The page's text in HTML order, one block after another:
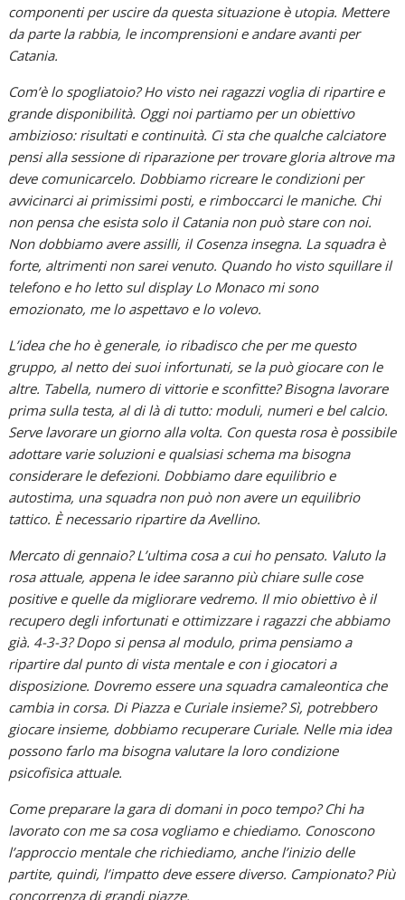
componenti per uscire da questa situazione è utopia. Mettere
da parte la rabbia, le incomprensioni e andare avanti per
Catania.
Com’è lo spogliatoio? Ho visto nei ragazzi voglia di ripartire e
grande disponibilità. Oggi noi partiamo per un obiettivo
ambizioso: risultati e continuità. Ci sta che qualche calciatore
pensi alla sessione di riparazione per trovare gloria altrove ma
deve comunicarcelo. Dobbiamo ricreare le condizioni per
avvicinarci ai primissimi posti, e rimboccarci le maniche. Chi
non pensa che esista solo il Catania non può stare con noi.
Non dobbiamo avere assilli, il Cosenza insegna. La squadra è
forte, altrimenti non sarei venuto. Quando ho visto squillare il
telefono e ho letto sul display Lo Monaco mi sono
emozionato, me lo aspettavo e lo volevo.
L’idea che ho è generale, io ribadisco che per me questo
gruppo, al netto dei suoi infortunati, se la può giocare con le
altre. Tabella, numero di vittorie e sconfitte? Bisogna lavorare
prima sulla testa, al di là di tutto: moduli, numeri e bel calcio.
Serve lavorare un giorno alla volta. Con questa rosa è possibile
adottare varie soluzioni e qualsiasi schema ma bisogna
considerare le defezioni. Dobbiamo dare equilibrio e
autostima, una squadra non può non avere un equilibrio
tattico. È necessario ripartire da Avellino.
Mercato di gennaio? L’ultima cosa a cui ho pensato. Valuto la
rosa attuale, appena le idee saranno più chiare sulle cose
positive e quelle da migliorare vedremo. Il mio obiettivo è il
recupero degli infortunati e ottimizzare i ragazzi che abbiamo
già. 4-3-3? Dopo si pensa al modulo, prima pensiamo a
ripartire dal punto di vista mentale e con i giocatori a
disposizione. Dovremo essere una squadra camaleontica che
cambia in corsa. Di Piazza e Curiale insieme? Sì, potrebbero
giocare insieme, dobbiamo recuperare Curiale. Nelle mia idea
possono farlo ma bisogna valutare la loro condizione
psicofisica attuale.
Come preparare la gara di domani in poco tempo? Chi ha
lavorato con me sa cosa vogliamo e chiediamo. Conoscono
l’approccio mentale che richiediamo, anche l’inizio delle
partite, quindi, l’impatto deve essere diverso. Campionato? Più
concorrenza di grandi piazze.